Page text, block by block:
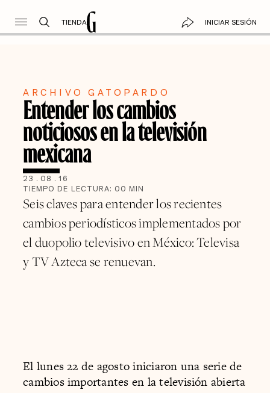
TIENDA INICIAR SESIÓN
ARCHIVO GATOPARDO
Entender los cambios
noticiosos en la televisión
mexicana
23 . 08 . 16
TIEMPO DE LECTURA: 00 MIN
Seis claves para entender los recientes
cambios periodísticos implementados por
el duopolio televisivo en México: Televisa
y TV Azteca se renuevan.
El lunes 22 de agosto iniciaron una serie de
cambios importantes en la televisión abierta